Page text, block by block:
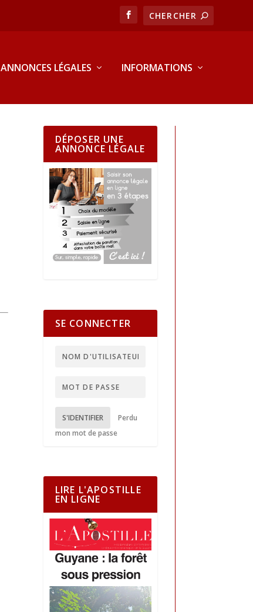
ANNONCES LÉGALES INFORMATIONS
DÉPOSER UNE
ANNONCE LÉGALE
SE CONNECTER
S'IDENTIFIER
Perdu
mon mot de passe
LIRE L'APOSTILLE
EN LIGNE